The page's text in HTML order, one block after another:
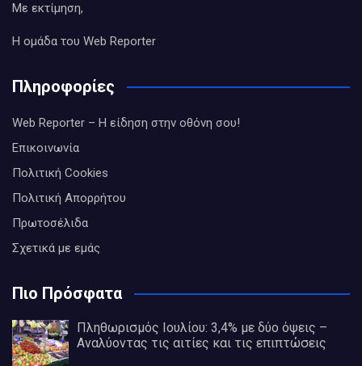
Με εκτίμηση,
Η ομάδα του Web Reporter
Πληροφορίες
Web Reporter – Η είδηση στην οθόνη σου!
Επικοινωνία
Πολιτική Cookies
Πολιτική Απορρήτου
Πρωτοσέλιδα
Σχετικά με εμάς
Πιο Πρόσφατα
Πληθωρισμός Ιουλίου: 3,4% με δύο όψεις –
Αναλύοντας τις αιτίες και τις επιπτώσεις